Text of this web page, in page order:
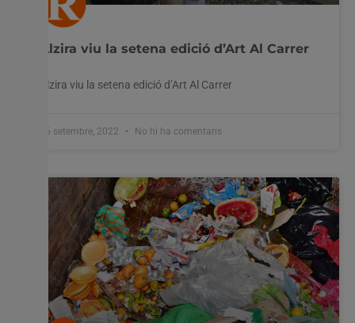
Alzira viu la setena edició d’Art Al Carrer
Alzira viu la setena edició d’Art Al Carrer
26 setembre, 2022 No hi ha comentaris